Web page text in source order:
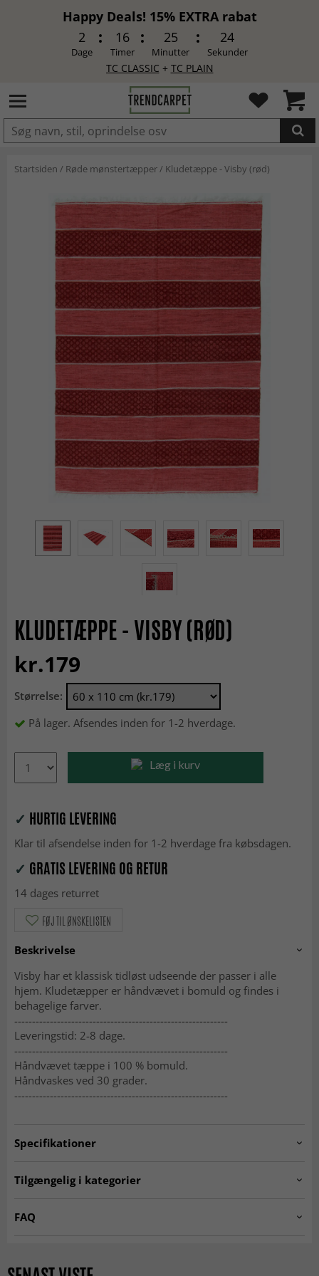
Happy Deals! 15% EXTRA rabat
2
Dage
16
Timer
25
Minutter
24
Sekunder
TC CLASSIC + TC PLAIN
LAGT I INDKØBSKURVEN.
Startsiden / Røde mønstertæpper/ Kludetæppe - Visby (rød)
KLUDETÆPPE - VISBY (RØD)
kr.179
Størrelse:
På lager. Afsendes inden for 1-2 hverdage.
Læg i kurv
✓ HURTIG LEVERING
Klar til afsendelse inden for 1-2 hverdage fra købsdagen.
✓ GRATIS LEVERING OG RETUR
14 dages returret
FØJ TIL ØNSKELISTEN
Beskrivelse
Visby har et klassisk tidløst udseende der passer i alle
hjem. Kludetæpper er håndvævet i bomuld og findes i
behagelige farver.
------------------------------------------------------------
Leveringstid: 2-8 dage.
------------------------------------------------------------
Håndvævet tæppe i 100 % bomuld.
Håndvaskes ved 30 grader.
------------------------------------------------------------
Specifikationer
Tilgængelig i kategorier
FAQ
og et levende udtryk. Det kendetegnes af sine farveskift og